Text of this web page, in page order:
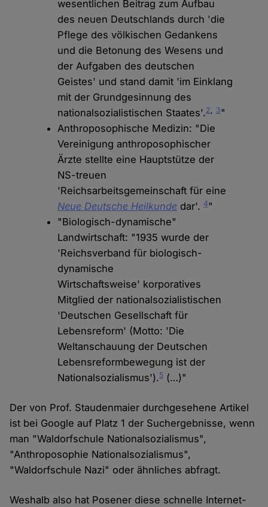
wesentlichen Beitrag zum Aufbau
des neuen Deutschlands durch 'die
Pflege des völkischen Gedankens
und die Betonung des Wesens und
der Aufgaben des deutschen
Geistes' und stand damit 'im Einklang
mit der Grundgesinnung des
nationalsozialistischen Staates'.2, 3"
Anthroposophische Medizin: "Die
Vereinigung anthroposophischer
Ärzte stellte eine Hauptstütze der
NS-treuen
'Reichsarbeitsgemeinschaft für eine
Neue Deutsche Heilkunde dar'.4"
"Biologisch-dynamische"
Landwirtschaft: "1935 wurde der
'Reichsverband für biologisch-
dynamische
Wirtschaftsweise' korporatives
Mitglied der nationalsozialistischen
'Deutschen Gesellschaft für
Lebensreform' (Motto: 'Die
Weltanschauung der Deutschen
Lebensreformbewegung ist der
Nationalsozialismus').5 (…)"
Der von Prof. Staudenmaier durchgesehene Artikel
ist bei Google auf Platz 1 der Suchergebnisse, wenn
man "Waldorfschule Nationalsozialismus",
"Anthroposophie Nationalsozialismus",
"Waldorfschule Nazi" oder ähnliches abfragt.
Weshalb also hat Posener diese schnelle Internet-